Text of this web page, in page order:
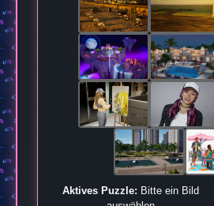
Aktives Puzzle: Bitte ein Bild